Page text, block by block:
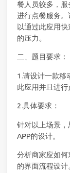
餐人员较多，
进行点餐服务
以通过此应用
的压力。
二、题目要求：
1.请设计一款移
此应用并且进行
2.具体要求：
针对以上场景
APP的设计。
分析商家应如
的界面流程设计